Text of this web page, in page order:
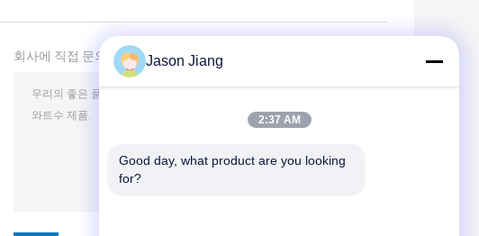
회사에 직접 문의 보내기Jason Jiang
2:37 AM
Good day, what product are you looking
for?